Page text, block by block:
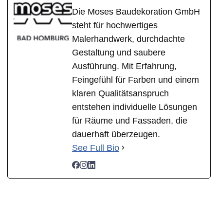
Die Moses Baudekoration GmbH
steht für hochwertiges
Malerhandwerk, durchdachte
Gestaltung und saubere
Ausführung. Mit Erfahrung,
Feingefühl für Farben und einem
klaren Qualitätsanspruch
entstehen individuelle Lösungen
für Räume und Fassaden, die
dauerhaft überzeugen.
See Full Bio